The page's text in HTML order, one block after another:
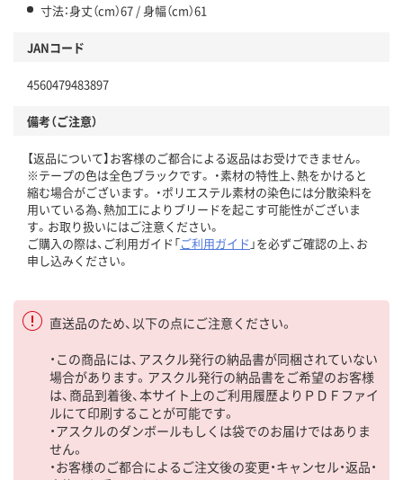
寸法：身丈（cm）67 / 身幅（cm）61
JANコード
4560479483897
備考（ご注意）
【返品について】お客様のご都合による返品はお受けできません。
※テープの色は全色ブラックです。 ・素材の特性上、熱をかけると
縮む場合がございます。 ・ポリエステル素材の染色には分散染料を
用いている為、熱加工によりブリードを起こす可能性がございま
す。お取り扱いにはご注意ください。
ご購入の際は、ご利用ガイド「ご利用ガイド 」を必ずご確認の上、お
申し込みください。
直送品のため、以下の点にご注意ください。
・この商品には、アスクル発行の納品書が同梱されていない
場合があります。アスクル発行の納品書をご希望のお客様
は、商品到着後、本サイト上のご利用履歴よりＰＤＦファイ
ルにて印刷することが可能です。
・アスクルのダンボールもしくは袋でのお届けではありま
せん。
・お客様のご都合によるご注文後の変更・キャンセル・返品・